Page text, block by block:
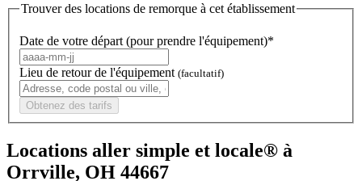
Trouver des locations de remorque à cet établissement
Date de votre départ (pour prendre l'équipement)*
Lieu de retour de l'équipement (facultatif)
Obtenez des tarifs
Locations aller simple et locale® à
Orrville, OH 44667